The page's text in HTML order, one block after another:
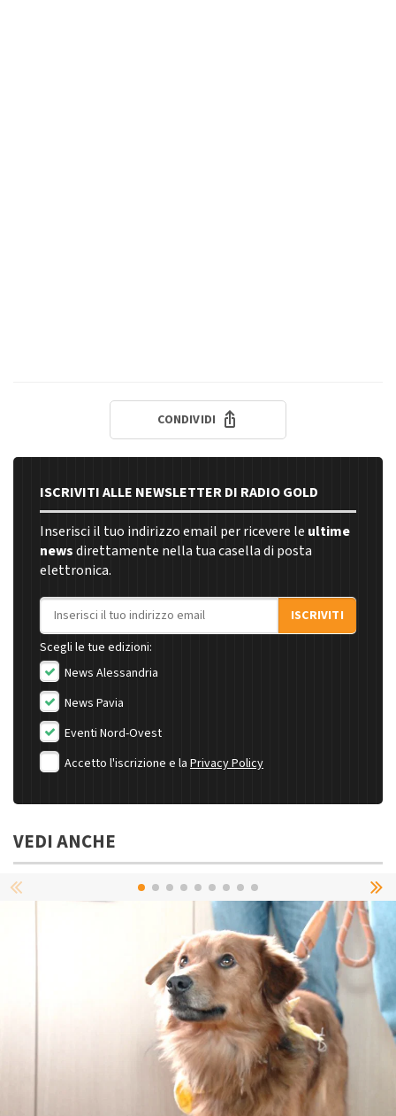
CONDIVIDI
ISCRIVITI ALLE NEWSLETTER DI RADIO GOLD
Inserisci il tuo indirizzo email per ricevere le ultime
newsdirettamente nella tua casella di posta
elettronica.
Indirizzo email
ISCRIVITI
Scegli le tue edizioni:
News Alessandria
News Pavia
Eventi Nord-Ovest
Accetto l'iscrizione e la Privacy Policy
VEDI ANCHE